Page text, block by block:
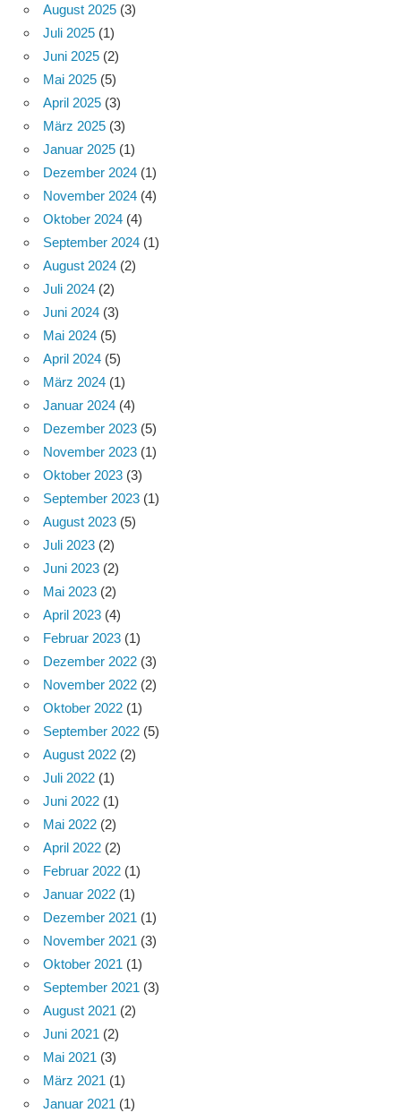
August 2025 (3)
Juli 2025 (1)
Juni 2025 (2)
Mai 2025 (5)
April 2025 (3)
März 2025 (3)
Januar 2025 (1)
Dezember 2024 (1)
November 2024 (4)
Oktober 2024 (4)
September 2024 (1)
August 2024 (2)
Juli 2024 (2)
Juni 2024 (3)
Mai 2024 (5)
April 2024 (5)
März 2024 (1)
Januar 2024 (4)
Dezember 2023 (5)
November 2023 (1)
Oktober 2023 (3)
September 2023 (1)
August 2023 (5)
Juli 2023 (2)
Juni 2023 (2)
Mai 2023 (2)
April 2023 (4)
Februar 2023 (1)
Dezember 2022 (3)
November 2022 (2)
Oktober 2022 (1)
September 2022 (5)
August 2022 (2)
Juli 2022 (1)
Juni 2022 (1)
Mai 2022 (2)
April 2022 (2)
Februar 2022 (1)
Januar 2022 (1)
Dezember 2021 (1)
November 2021 (3)
Oktober 2021 (1)
September 2021 (3)
August 2021 (2)
Juni 2021 (2)
Mai 2021 (3)
März 2021 (1)
Januar 2021 (1)